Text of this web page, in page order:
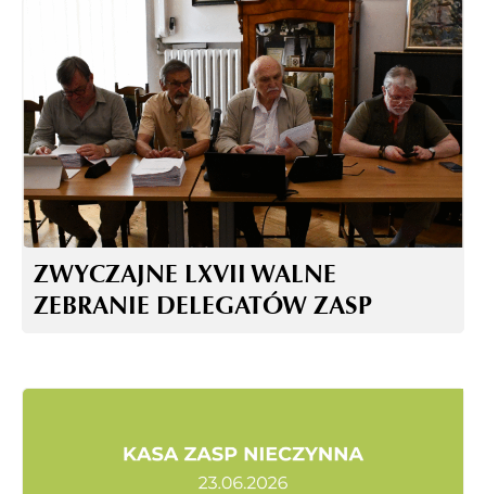
ZWYCZAJNE LXVII WALNE
ZEBRANIE DELEGATÓW ZASP